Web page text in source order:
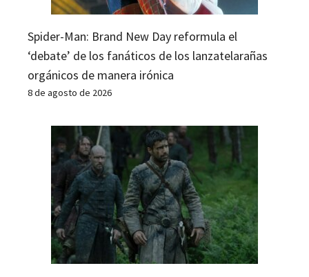
Spider-Man: Brand New Day reformula el
‘debate’ de los fanáticos de los lanzatelarañas
orgánicos de manera irónica
8 de agosto de 2026